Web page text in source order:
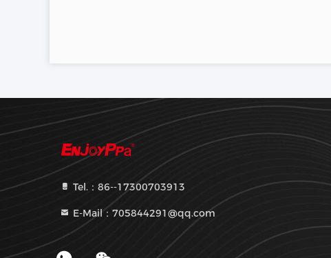
Tel.：86--17300703913
E-Mail：705844291@qq.com